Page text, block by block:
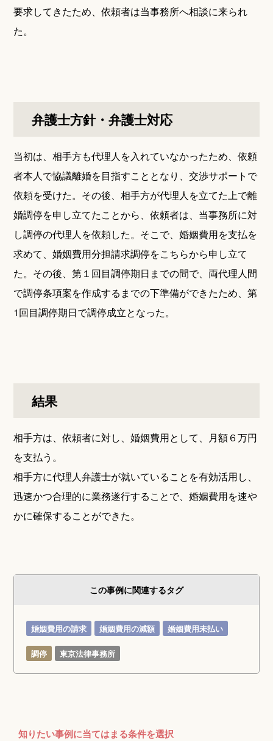
要求してきたため、依頼者は当事務所へ相談に来られ
た。
弁護士方針・弁護士対応
当初は、相手方も代理人を入れていなかったため、依頼
者本人で協議離婚を目指すこととなり、交渉サポートで
依頼を受けた。その後、相手方が代理人を立てた上で離
婚調停を申し立てたことから、依頼者は、当事務所に対
し調停の代理人を依頼した。そこで、婚姻費用を支払を
求めて、婚姻費用分担請求調停をこちらから申し立て
た。その後、第１回目調停期日までの間で、両代理人間
で調停条項案を作成するまでの下準備ができたため、第
1回目調停期日で調停成立となった。
結果
相手方は、依頼者に対し、婚姻費用として、月額６万円
を支払う。
相手方に代理人弁護士が就いていることを有効活用し、
迅速かつ合理的に業務遂行することで、婚姻費用を速や
かに確保することができた。
この事例に関連するタグ
婚姻費用の請求 婚姻費用の減額 婚姻費用未払い
調停 東京法律事務所
知りたい事例に当てはまる条件を選択